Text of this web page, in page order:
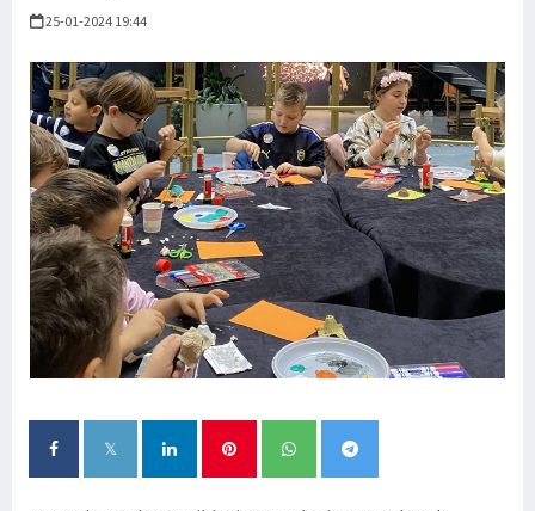
25-01-2024 19:44